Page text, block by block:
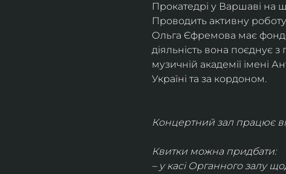
Прокатедрі у Варшаві на
Проводить активну
Ольга Єфремова має
діяльність вона поєднує
музичній академії імені
Україні та за кордоном.
Концертний зал працює
Квитки можна придбати:
– у касі Органного залу